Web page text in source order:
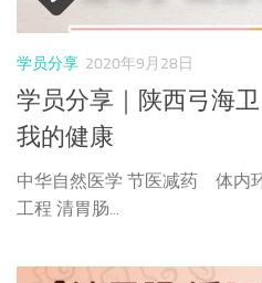
学员分享 2020年9月28日
学员分享｜陕西弓海
我的健康
中华自然医学 节医减药 体内
工程 清胃肠...